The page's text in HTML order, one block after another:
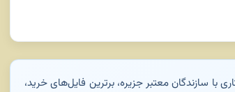
سازندگان معتبر جزیره، برترین فایل‌های خرید،